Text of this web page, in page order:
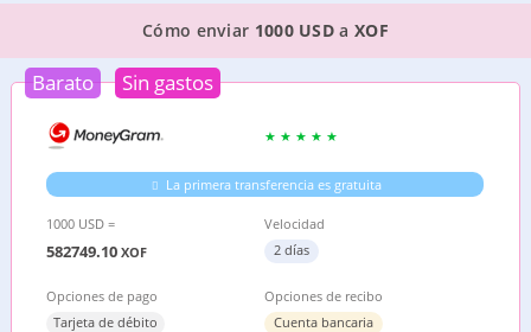
LAS 4 MEJORES FORMAS DE ENVIAR DINERO DE
Cómo enviar 1000 USD a XOF
Barato Sin gastos
La primera transferencia es gratuita
1000 USD =
582749.10 XOF
Velocidad
2 días
Opciones de pago
Tarjeta de débito
Opciones de recibo
Cuenta bancaria